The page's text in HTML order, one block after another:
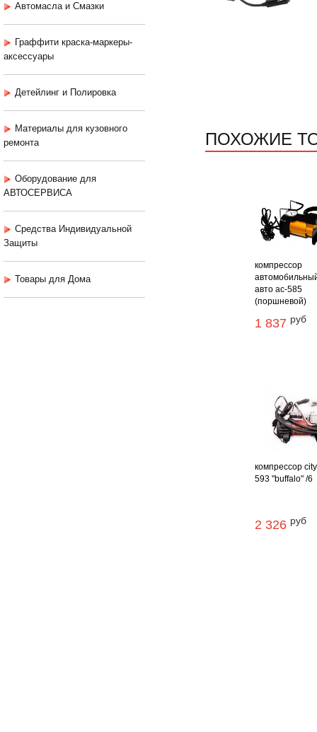
Автомасла и Смазки
Граффити краска-маркеры-
аксессуары
Детейлинг и Полировка
Материалы для кузовного
ремонта
Оборудование для
АВТОСЕРВИСА
Средства Индивидуальной
Защиты
Товары для Дома
ПОХОЖИЕ
компрессор
авто ас-585
(поршневой)
1 837 руб
компрессор
593 "buffalo" /6
2 326 руб